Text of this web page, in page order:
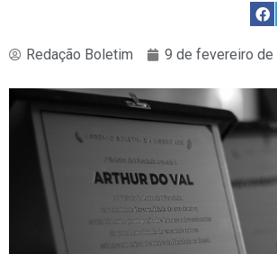
Redação Boletim 9 de fevereiro de